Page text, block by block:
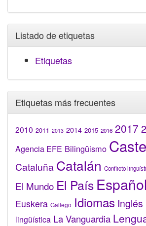
Listado de etiquetas
Etiquetas
Etiquetas más frecuentes
2010 2011 2013 2014 2015 2016 2017
Agencia EFE Bilingüismo
Cataluña Catalán Conflicto
El Mundo El País Español
Euskera Gallego Idiomas Inglés
lingüística La Vanguardia